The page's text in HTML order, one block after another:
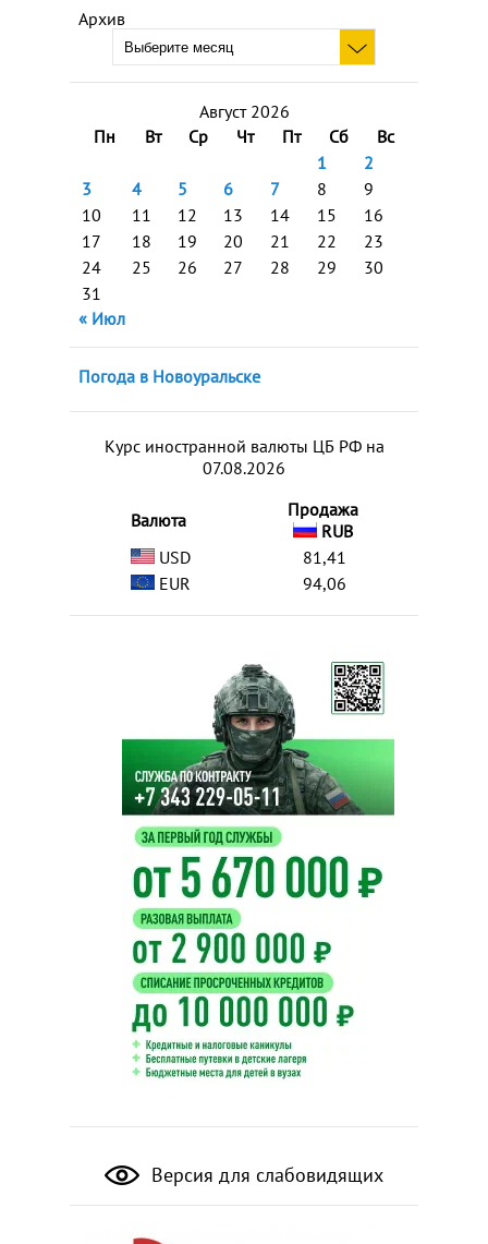
Архив
Август 2026
Пн
Вт Ср Чт Пт Сб
Вс
1
2
3
4 5 6 7 8
9
10
11 12 13 14 15
16
17
18 19 20 21 22
23
24
25 26 27 28 29
30
31
« Июл
Погода в Новоуральске
Курс иностранной валюты ЦБ РФ на
07.08.2026
Валюта
Продажа
RUB
USD
81,41
EUR
94,06
Версия для слабовидящих